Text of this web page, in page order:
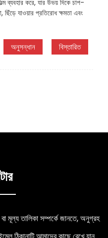
ব্যবহার করে, যার উভয় দিকে চাপ-
যাওয়ার প্রতিরোধ ক্ষমতা এবং
অনুসন্ধান বিস্তারিত
মূল্য তালিকা সম্পর্কে জানতে, অনুগ্রহ